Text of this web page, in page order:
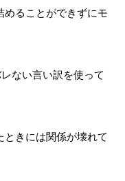
めることができずにモ
ない言い訳を使って
ときには関係が壊れて